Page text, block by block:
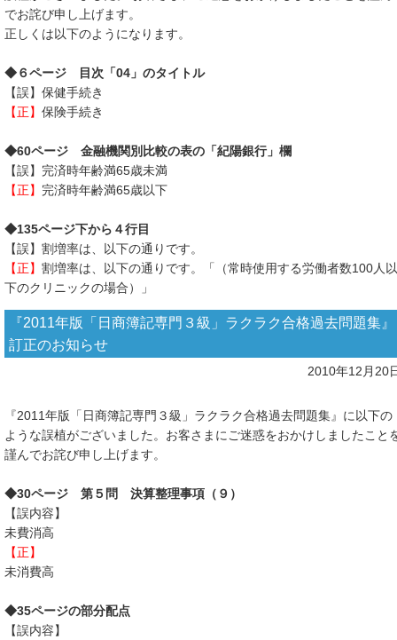
でお詫び申し上げます。
正しくは以下のようになります。
◆６ページ 目次「04」のタイトル
【誤】保健手続き
【正】 保険手続き
◆60ページ 金融機関別比較の表の「紀陽銀行」欄
【誤】完済時年齢満65歳未満
【正】 完済時年齢満65歳以下
◆135ページ下から４行目
【誤】割増率は、以下の通りです。
【正】 割増率は、以下の通りです。「（常時使用する労働者数100人以
下のクリニックの場合）」
『2011年版「日商簿記専門３級」ラクラク合格過去問題集』
訂正のお知らせ
2010年12月20
『2011年版「日商簿記専門３級」ラクラク合格過去問題集』に以下の
ような誤植がございました。お客さまにご迷惑をおかけしましたこと
謹んでお詫び申し上げます。
◆30ページ 第５問 決算整理事項（９）
【誤内容】
未費消高
【正】
未消費高
◆35ページの部分配点
【誤内容】